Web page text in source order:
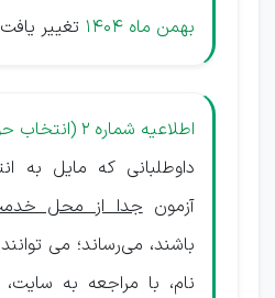
بهمن ماه 1404
تغییر
اطلاعیه شماره 2 (انتخاب حوزه آزمون):
داوطلبانی که مایل به
آزمونجدا از محل
باشند، می‌رساند؛ می
نام، با مراجعه به